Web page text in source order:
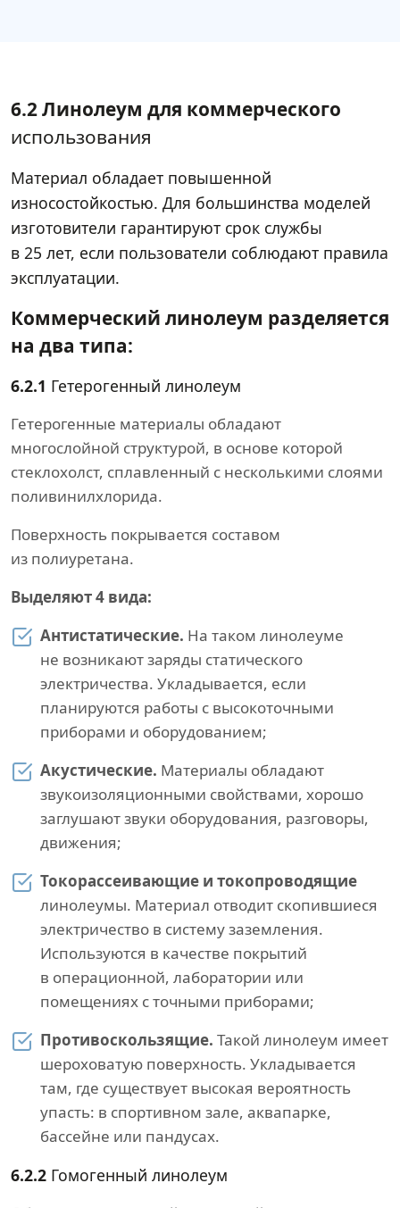
6.2 Линолеум для коммерческого
использования
Материал обладает повышенной
износостойкостью. Для большинства моделей
изготовители гарантируют срок службы
в 25 лет, если пользователи соблюдают правила
эксплуатации.
Коммерческий линолеум разделяется
на два типа:
6.2.1 Гетерогенный линолеум
Гетерогенные материалы обладают
многослойной структурой, в основе которой
стеклохолст, сплавленный с несколькими слоями
поливинилхлорида.
Поверхность покрывается составом
из полиуретана.
Выделяют 4 вида:
Антистатические. На таком линолеуме
не возникают заряды статического
электричества. Укладывается, если
планируются работы с высокоточными
приборами и оборудованием;
Акустические. Материалы обладают
звукоизоляционными свойствами, хорошо
заглушают звуки оборудования, разговоры,
движения;
Токорассеивающие и токопроводящие
линолеумы. Материал отводит скопившиеся
электричество в систему заземления.
Используются в качестве покрытий
в операционной, лаборатории или
помещениях с точными приборами;
Противоскользящие. Такой линолеум имеет
шероховатую поверхность. Укладывается
там, где существует высокая вероятность
упасть: в спортивном зале, аквапарке,
бассейне или пандусах.
6.2.2 Гомогенный линолеум